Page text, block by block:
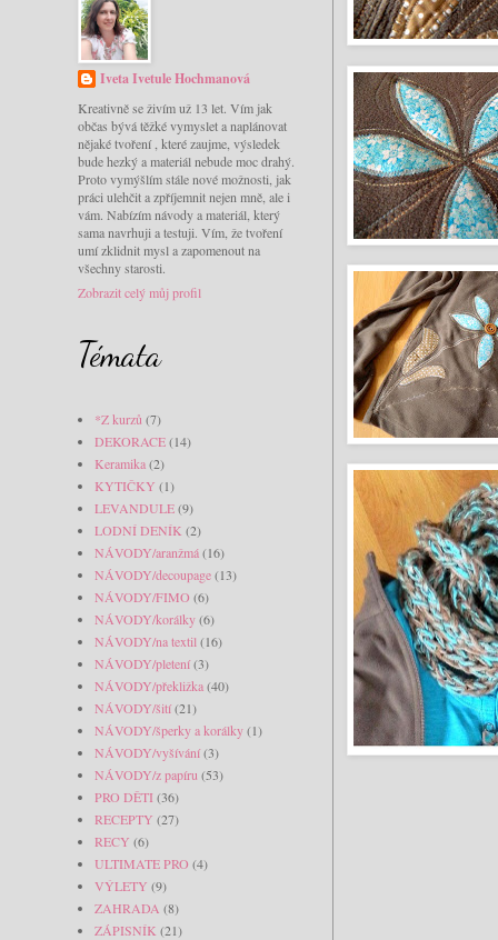
Iveta Ivetule Hochmanová
Kreativně se živím už 13 let. Vím jak
občas bývá těžké vymyslet a naplánovat
nějaké tvoření , které zaujme, výsledek
bude hezký a materiál nebude moc drahý.
Proto vymýšlím stále nové možnosti, jak
práci ulehčit a zpříjemnit nejen mně, ale i
vám. Nabízím návody a materiál, který
sama navrhuji a testuji. Vím, že tvoření
umí zklidnit mysl a zapomenout na
všechny starosti.
Zobrazit celý můj profil
Témata
*Z kurzů (7)
DEKORACE(14)
Keramika(2)
KYTIČKY (1)
LEVANDULE(9)
LODNÍ DENÍK (2)
NÁVODY/aranžmá(16)
NÁVODY/decoupage(13)
NÁVODY/FIMO (6)
NÁVODY/korálky(6)
NÁVODY/na textil (16)
NÁVODY/pletení(3)
NÁVODY/překližka(40)
NÁVODY/šití(21)
NÁVODY/šperky a korálky(1)
NÁVODY/vyšívání(3)
NÁVODY/z papíru (53)
PRO DĚTI(36)
RECEPTY (27)
RECY (6)
ULTIMATE PRO (4)
VÝLETY (9)
ZAHRADA (8)
ZÁPISNÍK (21)